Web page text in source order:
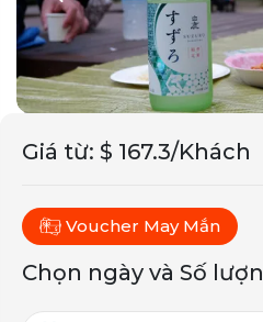
Giá từ: $ 167.3/Khách
Voucher May Mắn
Chọn ngày và Số